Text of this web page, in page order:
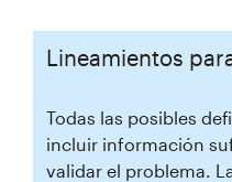
Lineamientos
Todas las posibles
incluir información
validar el problema.